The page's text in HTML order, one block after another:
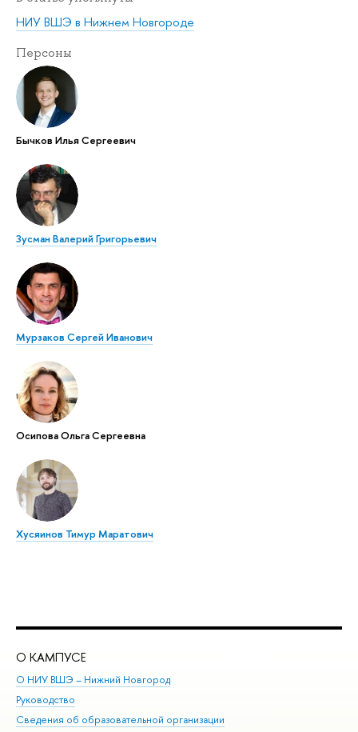
НИУ ВШЭ в Нижнем Новгороде
Персоны
Бычков Илья Сергеевич
Зусман Валерий Григорьевич
Мурзаков Сергей Иванович
Осипова Ольга Сергеевна
Хусяинов Тимур Маратович
О КАМПУСЕ
О НИУ ВШЭ – Нижний Новгород
Руководство
Сведения об образовательной организации